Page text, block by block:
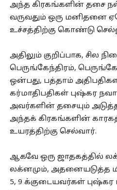
அந்த கிரகங்களின் தசை
வருவதும் ஒரு மனிதனை
உச்சத்திற்கு கொண்டு
அதிலும் குறிப்பாக, சில
பெருங்கேந்திரம்,
ஒன்பது, பத்தாம்
கர்மாதிபதிகள் புஷ்கர
அவர்களின் தசையும்
அந்தக் கிரகங்களின்
உயரத்திற்கு செல்வார்.
ஆகவே ஒரு ஜாதகத்தில்
லக்னமும், அதனையடுத்த
5, 9 க்குடையவர்கள்